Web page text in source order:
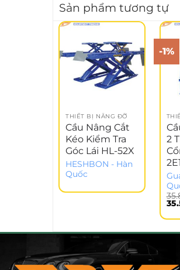
Sản phẩm tương tự
THIẾT BỊ NÂNG ĐỠ
Cầu Nâng Cắt
Kéo Kiểm Tra
Góc Lái HL-52X
HESHBON - Hàn
Quốc
-1%
2
2E1
Giá
là: